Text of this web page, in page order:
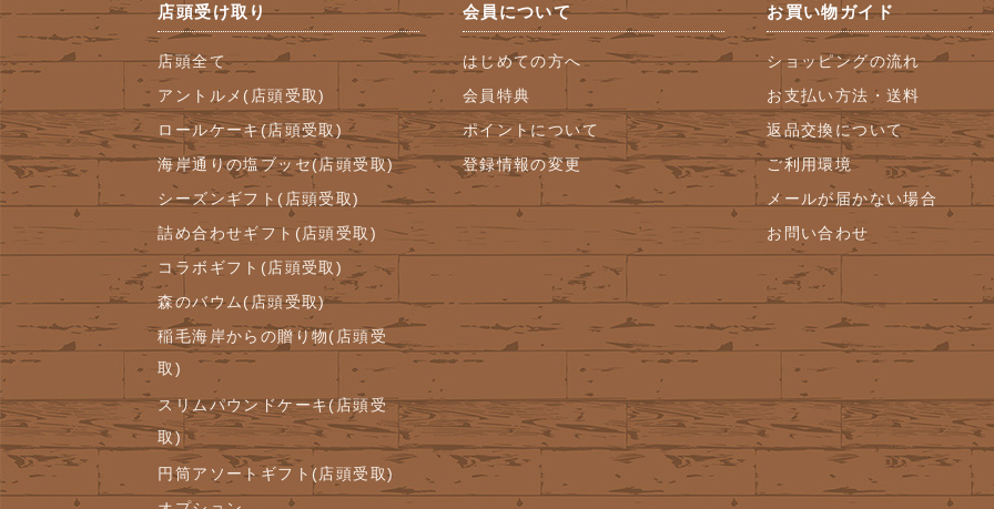
店頭受け取り
店頭全て
アントルメ(店頭受取)
ロールケーキ(店頭受取)
海岸通りの塩ブッセ(店頭受取)
シーズンギフト(店頭受取)
詰め合わせギフト(店頭受取)
コラボギフト(店頭受取)
森のバウム(店頭受取)
稲毛海岸からの贈り物(店頭受
取)
スリムパウンドケーキ(店頭受
取)
円筒アソートギフト(店頭受取)
会員について
はじめての方へ
会員特典
ポイントについて
登録情報の変更
お買い物ガイド
ショッピングの流れ
お支払い方法・送料
返品交換について
ご利用環境
メールが届かない場合
お問い合わせ